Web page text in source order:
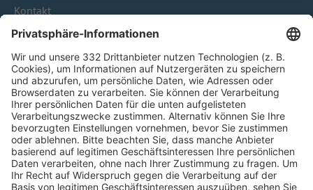
Kontakt
HÄUFIG BESUCHTE SEITEN
Pässe und Vereinswechsel
Trainerausbildung
Schulungsangebot Vereinsmitarbeiter
BFV-Geschäftsstellen
Trainerbörse